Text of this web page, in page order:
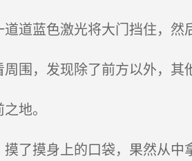
道蓝色激光将大门挡住，然
围，发现除了前方以外，其
地。
了摸身上的口袋，果然从中